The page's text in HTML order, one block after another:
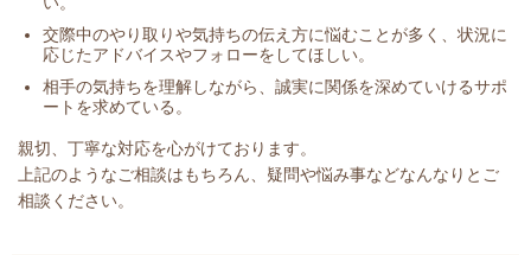
交際中のやり取りや気持ちの伝え方に悩むことが多く、状況に
応じたアドバイスやフォローをしてほしい。
相手の気持ちを理解しながら、誠実に関係を深めていけるサポ
ートを求めている。
親切、丁寧な対応を心がけております。
上記のようなご相談はもちろん、疑問や悩み事などなんなりとご
相談ください。